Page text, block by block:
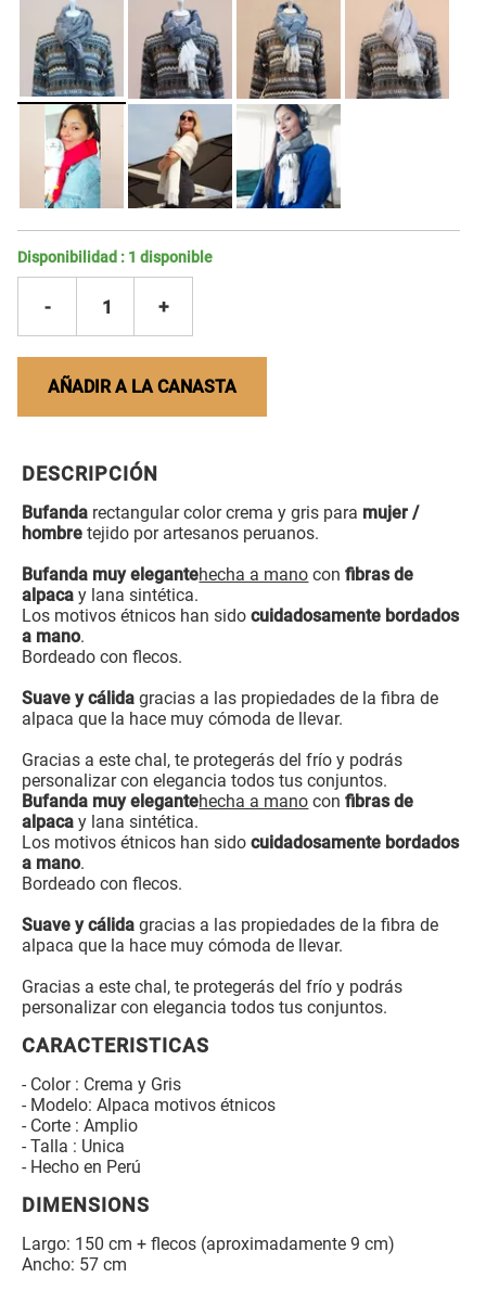
Disponibilidad : 1 disponible
- 1 +
AÑADIR A LA CANASTA
DESCRIPCIÓN
Bufanda rectangular color crema y gris para mujer /
hombre tejido por artesanos peruanos.
Bufanda muy elegantehecha a mano confibras de
alpaca y lana sintética.
Los motivos étnicos han sidocuidadosamente bordados
a mano.
Bordeado con flecos.
Suave y cálida gracias a las propiedades de la fibra de
alpaca que la hace muy cómoda de llevar.
Gracias a este chal, te protegerás del frío y podrás
personalizar con elegancia todos tus conjuntos.
Bufanda muy elegantehecha a mano confibras de
alpaca y lana sintética.
Los motivos étnicos han sidocuidadosamente bordados
a mano.
Bordeado con flecos.
Suave y cálida gracias a las propiedades de la fibra de
alpaca que la hace muy cómoda de llevar.
Gracias a este chal, te protegerás del frío y podrás
personalizar con elegancia todos tus conjuntos.
CARACTERISTICAS
- Color : Crema y Gris
- Modelo: Alpaca motivos étnicos
- Corte : Amplio
- Talla : Unica
- Hecho en Perú
DIMENSIONS
Largo: 150 cm + flecos (aproximadamente 9 cm)
Ancho: 57 cm